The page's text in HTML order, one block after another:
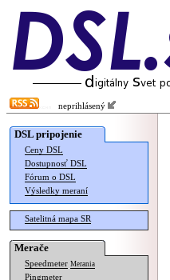
neprihlásený
DSL pripojenie
Ceny DSL
Dostupnosť DSL
Fórum o DSL
Výsledky meraní
Satelitná mapa SR
Merače
Speedmeter Merania
Pingmeter